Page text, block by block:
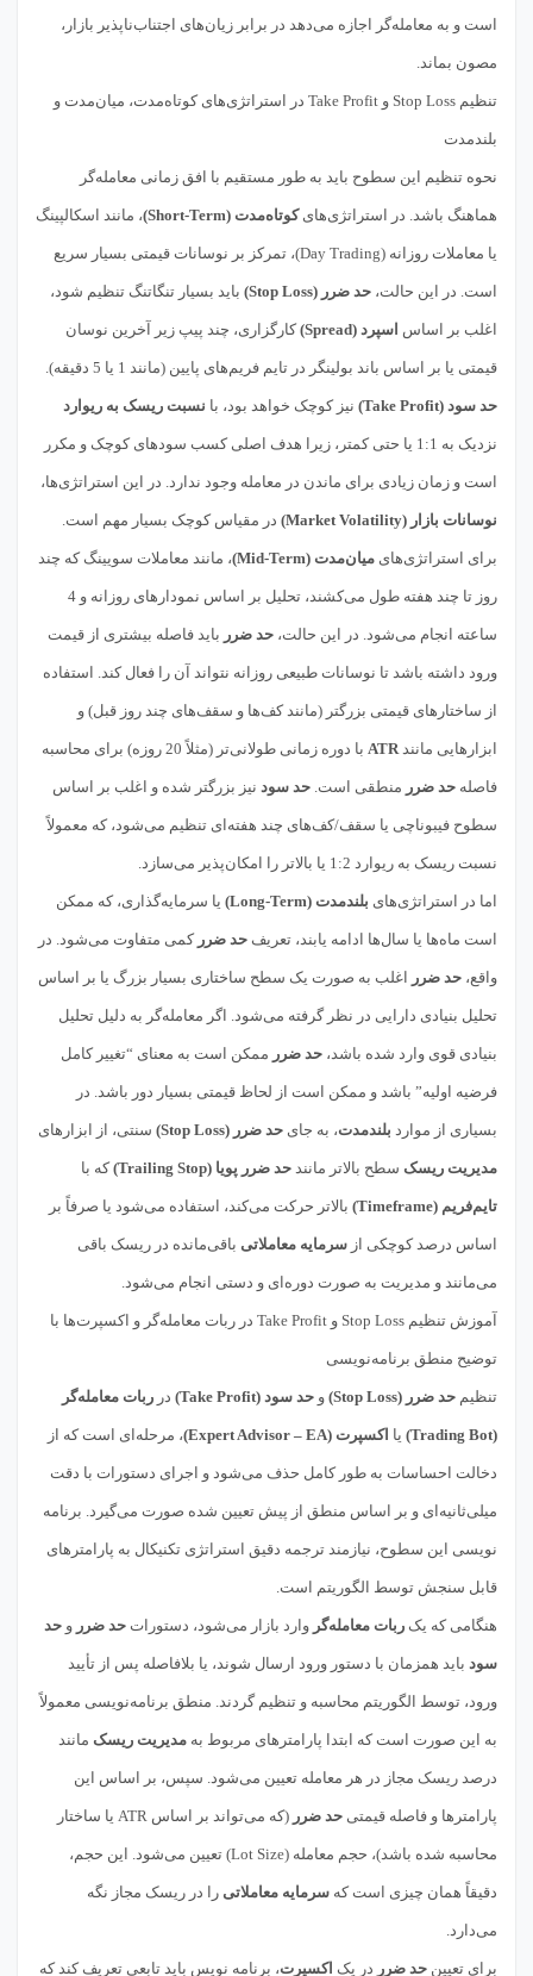
است و به معامله‌گر اجازه می‌دهد در برابر زیان‌های اجتناب‌ناپذیر بازار،
مصون بماند.
تنظیم Stop Loss و Take Profit در استراتژی‌های کوتاه‌مدت، میان‌مدت و
بلندمدت
نحوه تنظیم این سطوح باید به طور مستقیم با افق زمانی معامله‌گر
هماهنگ باشد. در استراتژی‌هایکوتاه‌مدت (Short-Term) ، مانند اسکالپینگ
یا معاملات روزانه (Day Trading)، تمرکز بر نوسانات قیمتی بسیار سریع
است. در این حالت، حد ضرر (Stop Loss) باید بسیار تنگاتنگ تنظیم شود،
اغلب بر اساس اسپرد (Spread) کارگزاری، چند پیپ زیر آخرین نوسان
قیمتی یا بر اساس باند بولینگر در تایم فریم‌های پایین (مانند 1 یا 5 دقیقه).
حد سود (Take Profit) نیز کوچک خواهد بود، با نسبت ریسک به ریوارد
نزدیک به 1:1 یا حتی کمتر، زیرا هدف اصلی کسب سودهای کوچک و مکرر
است و زمان زیادی برای ماندن در معامله وجود ندارد. در این استراتژی‌ها،
نوسانات بازار (Market Volatility) در مقیاس کوچک بسیار مهم است.
برای استراتژی‌های میان‌مدت (Mid-Term) ، مانند معاملات سویینگ که چند
روز تا چند هفته طول می‌کشند، تحلیل بر اساس نمودارهای روزانه و 4
ساعته انجام می‌شود. در این حالت، حد ضرر باید فاصله بیشتری از قیمت
ورود داشته باشد تا نوسانات طبیعی روزانه نتواند آن را فعال کند. استفاده
از ساختارهای قیمتی بزرگتر (مانند کف‌ها و سقف‌های چند روز قبل) و
ابزارهایی مانندATR با دوره زمانی طولانی‌تر (مثلاً 20 روزه) برای محاسبه
فاصله حد ضرر منطقی است. حد سود نیز بزرگتر شده و اغلب بر اساس
سطوح فیبوناچی یا سقف/کف‌های چند هفته‌ای تنظیم می‌شود، که معمولاً
نسبت ریسک به ریوارد 1:2 یا بالاتر را امکان‌پذیر می‌سازد.
اما در استراتژی‌های بلندمدت (Long-Term) یا سرمایه‌گذاری، که ممکن
است ماه‌ها یا سال‌ها ادامه یابند، تعریف حد ضرر کمی متفاوت می‌شود. در
واقع، حد ضرر اغلب به صورت یک سطح ساختاری بسیار بزرگ یا بر اساس
تحلیل بنیادی دارایی در نظر گرفته می‌شود. اگر معامله‌گر به دلیل تحلیل
بنیادی قوی وارد شده باشد، حد ضرر ممکن است به معنای “تغییر کامل
فرضیه اولیه” باشد و ممکن است از لحاظ قیمتی بسیار دور باشد. در
بسیاری از موارد بلندمدت، به جای حد ضرر (Stop Loss) سنتی، از ابزارهای
مدیریت ریسک سطح بالاتر مانند حد ضرر پویا (Trailing Stop) که با
تایم‌فریم (Timeframe) بالاتر حرکت می‌کند، استفاده می‌شود یا صرفاً بر
اساس درصد کوچکی از سرمایه معاملاتی باقی‌مانده در ریسک باقی
می‌مانند و مدیریت به صورت دوره‌ای و دستی انجام می‌شود.
آموزش تنظیم Stop Loss و Take Profit در ربات معامله‌گر و اکسپرت‌ها با
توضیح منطق برنامه‌نویسی
تنظیم حد ضرر (Stop Loss) و حد سود (Take Profit) در ربات معامله‌گر
(Trading Bot) یا اکسپرت (Expert Advisor – EA) ، مرحله‌ای است که از
دخالت احساسات به طور کامل حذف می‌شود و اجرای دستورات با دقت
میلی‌ثانیه‌ای و بر اساس منطق از پیش تعیین شده صورت می‌گیرد. برنامه
نویسی این سطوح، نیازمند ترجمه دقیق استراتژی تکنیکال به پارامترهای
قابل سنجش توسط الگوریتم است.
هنگامی که یک ربات معامله‌گر وارد بازار می‌شود، دستورات حد ضرر و حد
سود باید همزمان با دستور ورود ارسال شوند، یا بلافاصله پس از تأیید
ورود، توسط الگوریتم محاسبه و تنظیم گردند. منطق برنامه‌نویسی معمولاً
به این صورت است که ابتدا پارامترهای مربوط به مدیریت ریسک مانند
درصد ریسک مجاز در هر معامله تعیین می‌شود. سپس، بر اساس این
پارامترها و فاصله قیمتی حد ضرر (که می‌تواند بر اساس ATR یا ساختار
محاسبه شده باشد)، حجم معامله (Lot Size) تعیین می‌شود. این حجم،
دقیقاً همان چیزی است که سرمایه معاملاتی را در ریسک مجاز نگه
می‌دارد.
برای تعیین حد ضرر در یک اکسپرت، برنامه نویس باید تابعی تعریف کند که